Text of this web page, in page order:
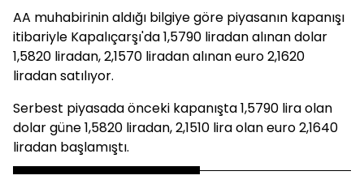
AA muhabirinin aldığı bilgiye göre piyasanın kapanışı
itibariyle Kapalıçarşı'da 1,5790 liradan alınan dolar
1,5820 liradan, 2,1570 liradan alınan euro 2,1620
liradan satılıyor.
Serbest piyasada önceki kapanışta 1,5790 lira olan
dolar güne 1,5820 liradan, 2,1510 lira olan euro 2,1640
liradan başlamıştı.